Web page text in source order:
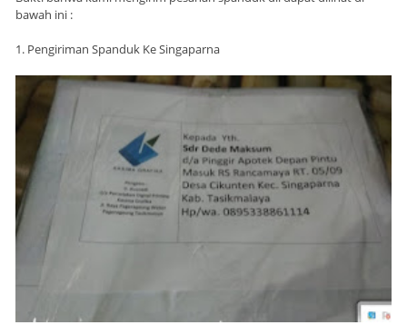
bawah ini :
1. Pengiriman Spanduk Ke Singaparna